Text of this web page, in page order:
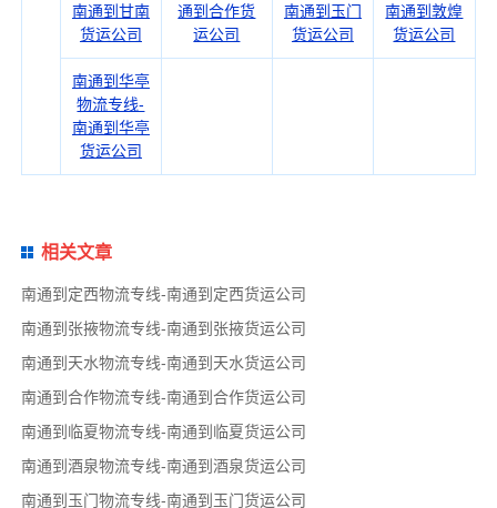
南通到甘南
货运公司
通到合作货
运公司
南通到玉门
货运公司
南通到敦煌
货运公司
南通到华亭
物流专线-
南通到华亭
货运公司
相关文章
南通到定西物流专线-南通到定西货运公司
南通到张掖物流专线-南通到张掖货运公司
南通到天水物流专线-南通到天水货运公司
南通到合作物流专线-南通到合作货运公司
南通到临夏物流专线-南通到临夏货运公司
南通到酒泉物流专线-南通到酒泉货运公司
南通到玉门物流专线-南通到玉门货运公司